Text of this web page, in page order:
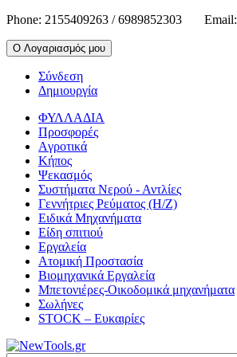
Phone: 2155409263 / 6989852303 Email:
Ο Λογαριασμός μου
Σύνδεση
Δημιουργία
ΦΥΛΛΑΔΙΑ
Προσφορές
Aγροτικά
Κήπος
Ψεκασμός
Συστήματα Νερού - Αντλίες
Γεννήτριες Ρεύματος (Η/Ζ)
Ειδικά Μηχανήματα
Είδη σπιτιού
Εργαλεία
Ατομική Προστασία
Βιομηχανικά Εργαλεία
Μπετονιέρες-Οικοδομικά μηχανήματα
Σωλήνες
STOCK – Ευκαιρίες